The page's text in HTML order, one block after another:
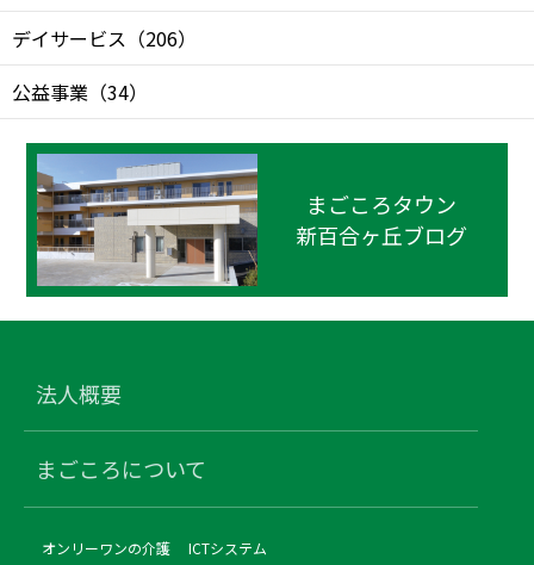
デイサービス （206）
公益事業 （34）
まごころタウン
新百合ヶ丘ブログ
法人概要
まごころについて
オンリーワンの介護 ICTシステム